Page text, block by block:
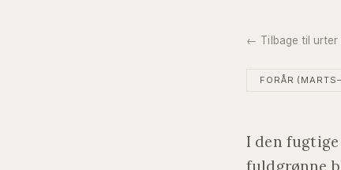
← Tilbage til urter
FORÅR
I den fugtige
fuldgrønne